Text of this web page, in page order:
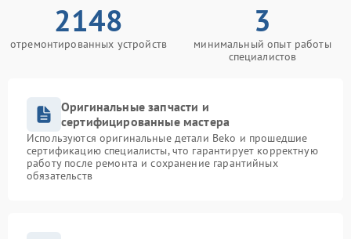
2148
отремонтированных устройств
3
минимальный опыт работы
специалистов
Оригинальные запчасти и
сертифицированные мастера
Используются оригинальные детали Beko и прошедшие
сертификацию специалисты, что гарантирует корректную
работу после ремонта и сохранение гарантийных
обязательств